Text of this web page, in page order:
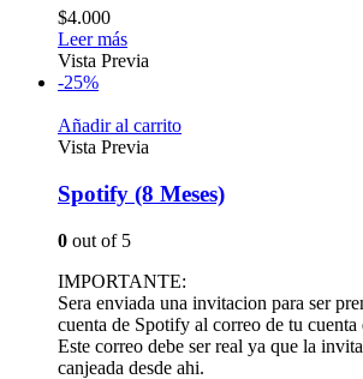
$4.000
Leer más
Vista Previa
-25%
Añadir al carrito
Vista Previa
Spotify (8 Meses)
0 out of 5
IMPORTANTE:
Sera enviada una invitacion para ser
cuenta de Spotify al correo de tu cuenta
Este correo debe ser real ya que la
canjeada desde ahi.